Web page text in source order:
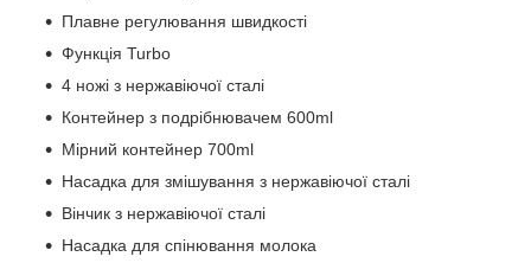
Плавне регулювання швидкості
Функція Turbo
4 ножі з нержавіючої сталі
Контейнер з подрібнювачем 600ml
Мірний контейнер 700ml
Насадка для змішування з нержавіючої сталі
Вінчик з нержавіючої сталі
Насадка для спінювання молока